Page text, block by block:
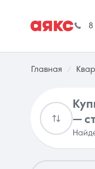
8
Главная
Купить однокомнатную квартиру от застройщика в Краснодаре
—